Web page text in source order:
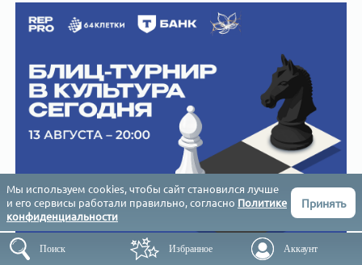
Поиск Избранное Аккаунт
Мы используем cookies, чтобы сайт становился лучше
и его сервисы работали правильно, согласно Политике
конфиденциальности
Принять